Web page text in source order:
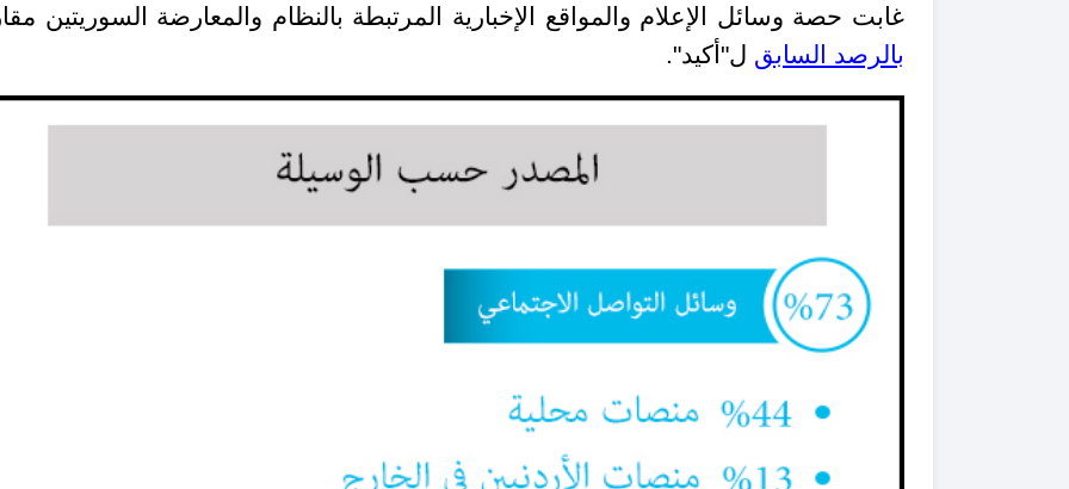
غابت حصة وسائل الإعلام والمواقع الإخبارية المرتبطة بالنظام والمعارضة السوريتين
بالرصد السابق ل"أكيد".